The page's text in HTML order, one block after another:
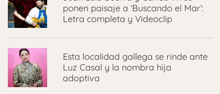
ponen paisaje a ‘Buscando el Mar’:
Letra completa y Videoclip
Esta localidad gallega se rinde ante
Luz Casal y la nombra hija
adoptiva